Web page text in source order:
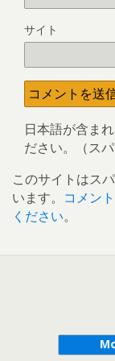
サイト
日本語が含ま
ださい。（スパ
このサイトはス
います。 コメン
ください。